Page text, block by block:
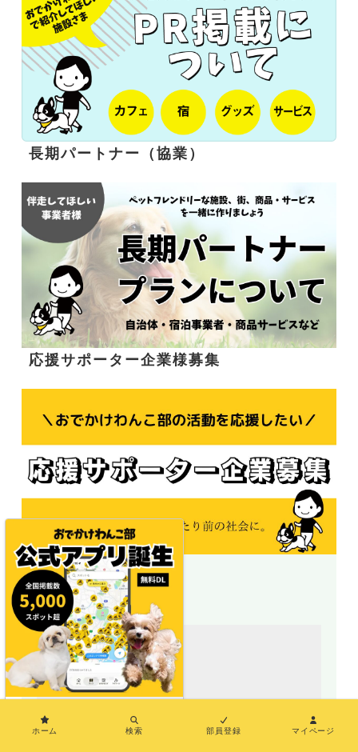
長期パートナー（協業）
応援サポーター企業様募集
＼地図で探せる／
ホーム 検索 部員登録 マイページ